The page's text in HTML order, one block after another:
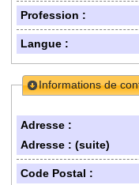
Profession :
Langue :
Informations de
Adresse :
Adresse : (suite)
Code Postal :